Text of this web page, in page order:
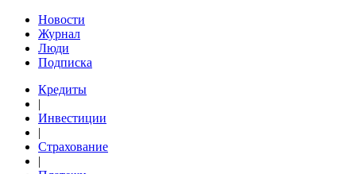
Новости
Журнал
Люди
Подписка
Кредиты
|
Инвестиции
|
Страхование
|